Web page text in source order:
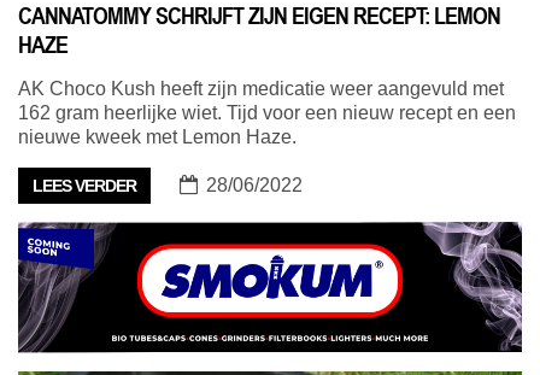
CANNATOMMY SCHRIJFT ZIJN EIGEN RECEPT: LEMON
HAZE
AK Choco Kush heeft zijn medicatie weer aangevuld met
162 gram heerlijke wiet. Tijd voor een nieuw recept en een
nieuwe kweek met Lemon Haze.
LEES VERDER 28/06/2022